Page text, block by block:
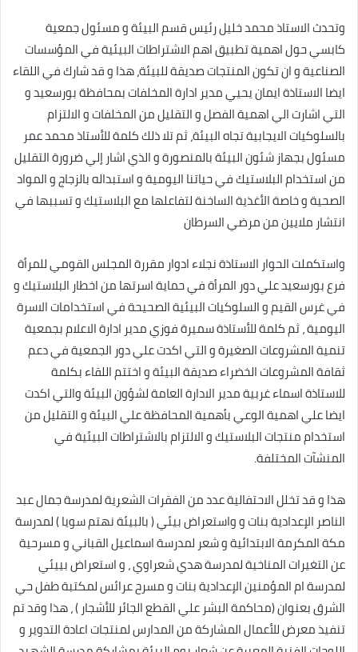
وتحدث الاستاذ محمد خليل رئيس قسم البيئة و مسئول جمعية
كابسي حول اهمية تطبيق اهم الاشتراطات البيئية في المؤسسات
الصناعية و ان تكون المنتجات صديقة للبيئة، هذا و قد شارك في اللقاء
ايضا الاستاذة ايمان يحيي مدير ادارة المخلفات بمحافظة بورسعيد و
التي اشارت الي اهمية الفصل و التقليل من المخلفات و الالتزام
بالسلوكيات الايجابية تجاه البيئة، ثم تلا ذلك كلمة للأستاذ محمد عمر
مسئول بجهاز شئون البيئة بالمنصورة و الذي اشار إلي ضرورة التقليل
من استخدام البلاستيك في حياتنا اليومية و استبداله بالزجاج و المواد
الصحية و خاصة الأغذية الساخنة لتفاعلها مع البلاستيك و تسببها في
انتشار ملايين من مرضي السرطان
واستكملت الحوار الاستاذة نجلاء ادوار مقررة المجلس القومي للمرأة
فرع بورسعيد علي دور المرأة في حماية اسرتها من اخطار البلاستيك و
في غرس القيم و السلوكيات البيئية الصحيحة في استخدامات الاسرة
اليومية ، ثم كلمة للأستاذة سميرة فوزي مدير ادارة الاعلام بجمعية
تنمية المشروعات الصغيرة و التي اكدت علي دور الجمعية في دعم
ثقافة المشروعات الخضراء صديقة البيئة و اختتم اللقاء بكلمة
للاستاذة اسماء غربية مدير الادارة العامة لشؤون البيئة والتي اكدت
ايضا علي اهمية الوعي بأهمية المحافظة علي البيئة و التقليل من
استخدام منتجات البلاستيك و الالتزام بالاشتراطات البيئية في
المنشآت المختلفة.
هذا و قد تخلل الاحتفالية عدد من الفقرات الشعرية لمدرسة جمال عبد
الناصر الإعدادية بنات و واستعراض بيئي ( بالبيئة نهتم سويا ) لمدرسة
مكة المكرمة الابتدائية و شعر لمدرسة اسماعيل القباني و مسرحية
عن التغيرات المناخية لمدرسة هدي شعراوي ، و استعراض بييئي
لمدرسة ام المؤمنين الإعدادية بنات و مسرح عرائس لمكتبة طفل حي
الشرق بعنوان (محاكمة البشر علي القطع الجائر للأشجار ) ، هذا وقد تم
تنفيذ معرض للأعمال المشاركة من المدارس لمنتجات اعادة التدوير و